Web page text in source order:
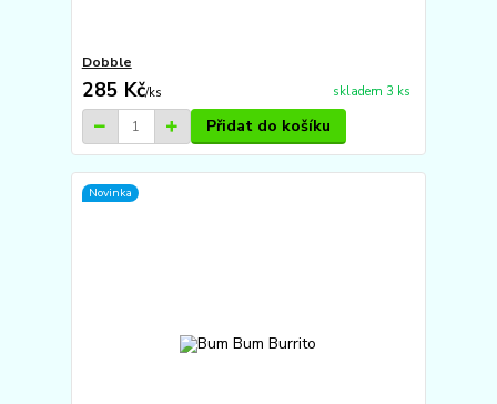
Dobble
285 Kč/ks skladem 3 ks
Přidat do košíku
Novinka